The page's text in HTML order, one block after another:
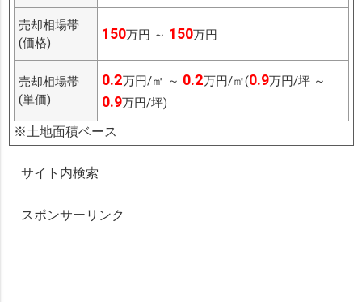
売却相場帯
(価格)
150万円 ～ 150万円
売却相場帯
(単価)
0.2万円/㎡ ～ 0.2万円/㎡(0.9万円/坪 ～
0.9万円/坪)
※土地面積ベース
サイト内検索
スポンサーリンク